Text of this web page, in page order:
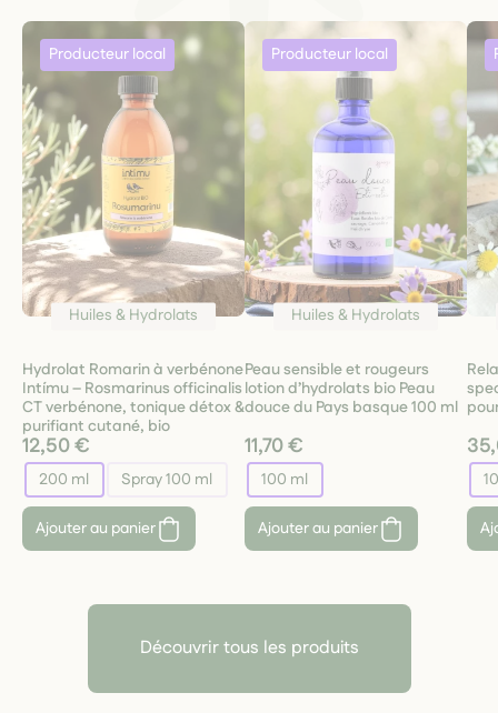
Huiles & Hydrolats
Hydrolat Romarin à verbénone
Intímu – Rosmarinus officinalis
CT verbénone, tonique détox &
purifiant cutané, bio
12,50 €
200 ml Spray 100 ml
Ajouter au panier
Huiles & Hydrolats
Peau sensible et rougeurs
lotion d’hydrolats bio Peau
douce du Pays basque 100 ml
11,70 €
100 ml
Ajouter au panier
Découvrir tous les produits